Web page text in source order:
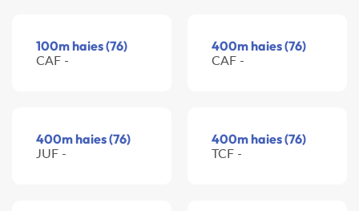
100m haies (76)
CAF -
400m haies (76)
CAF -
400m haies (76)
JUF -
400m haies (76)
TCF -